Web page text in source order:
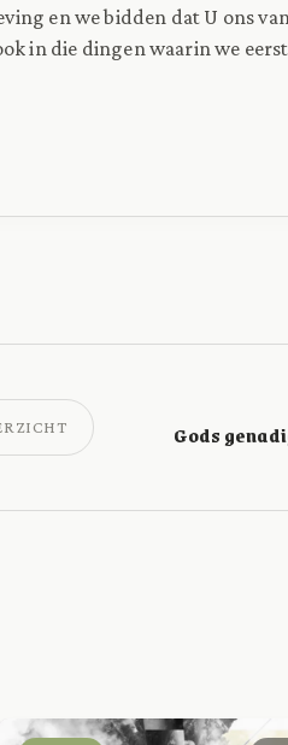
en we bidden dat U ons
in die dingen waarin we